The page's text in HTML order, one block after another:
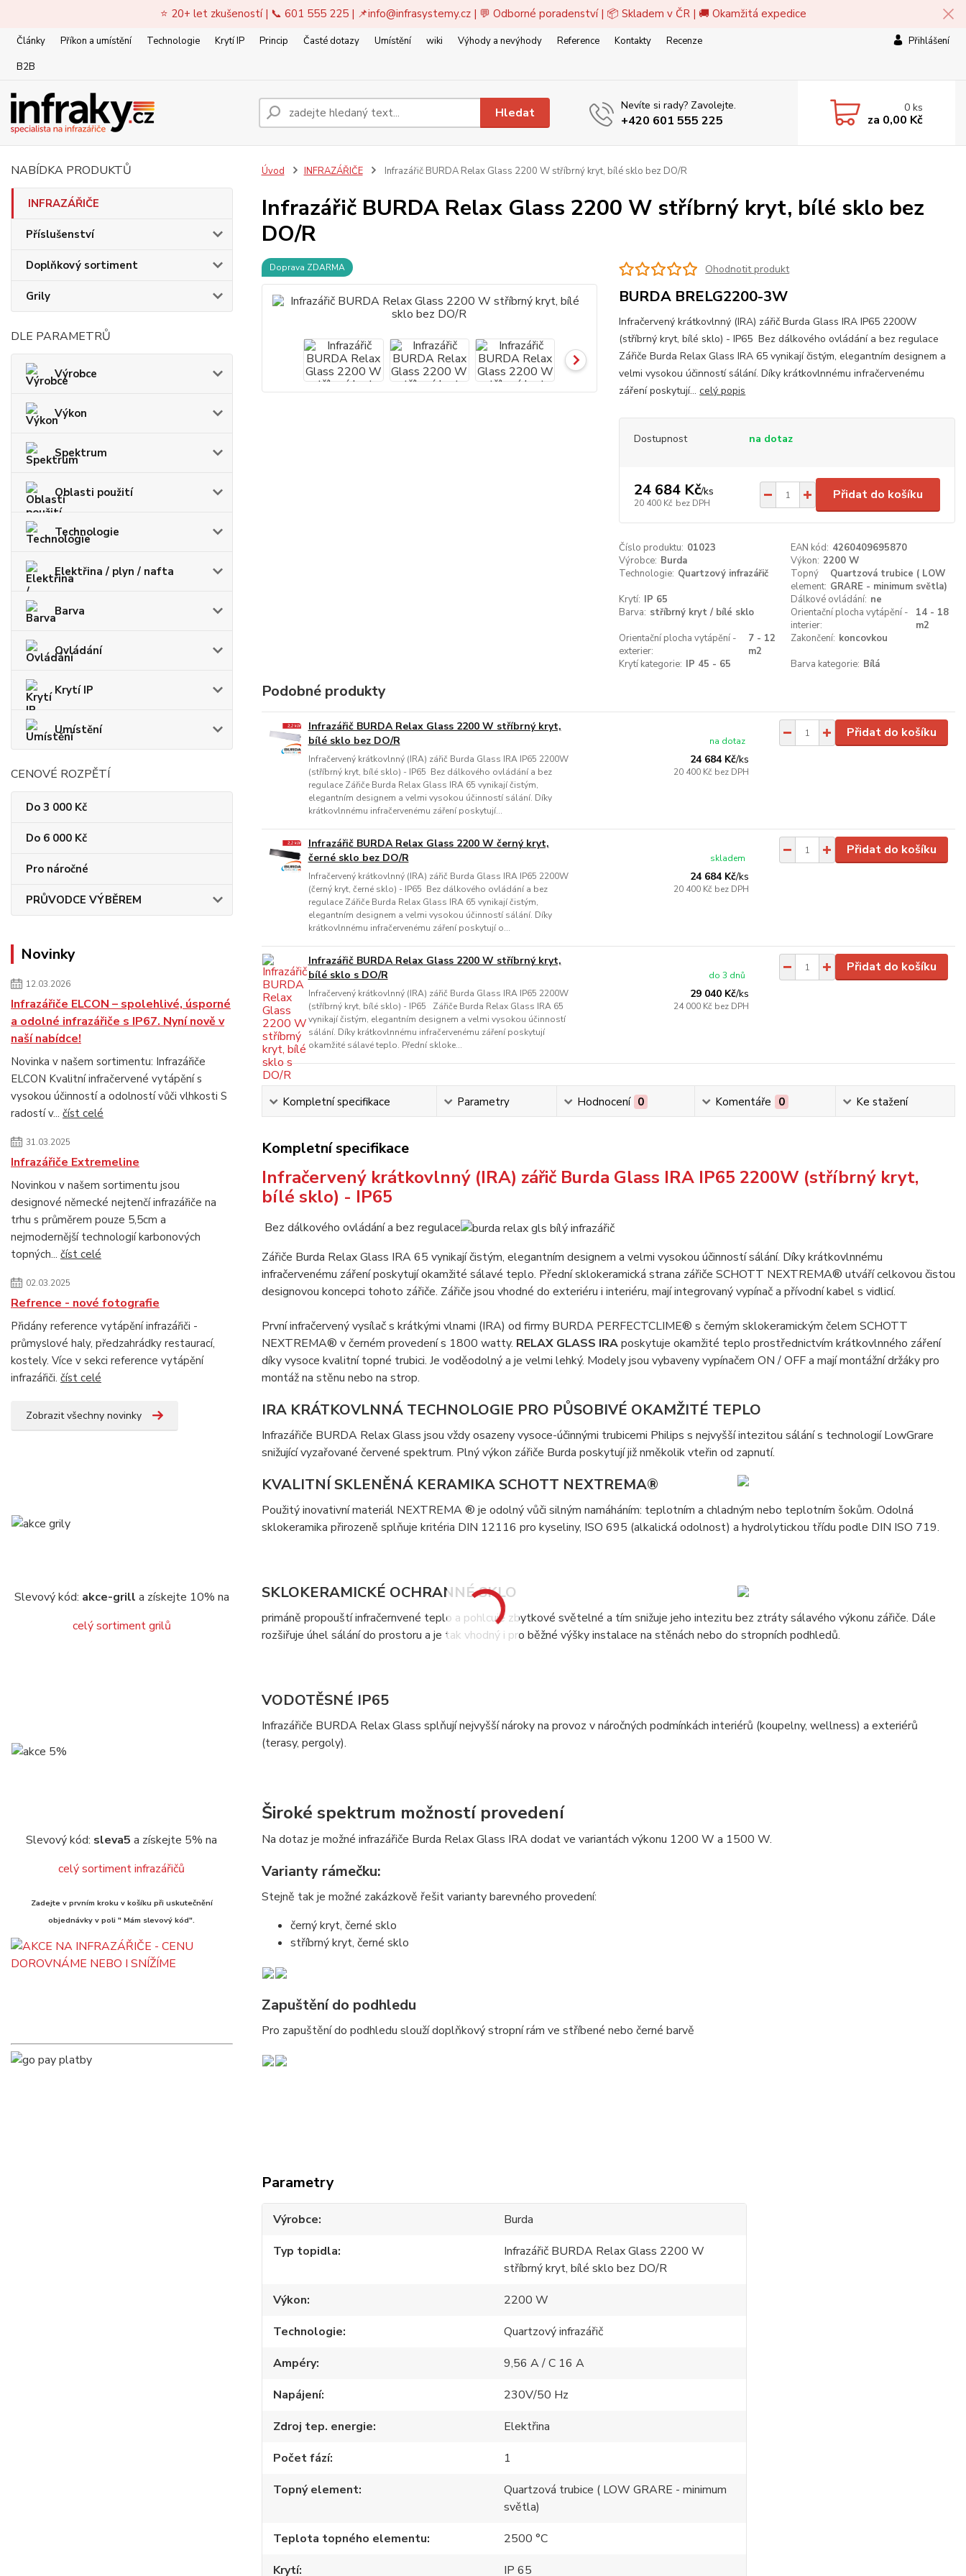
⭐ 20+ let zkušeností | 📞 601 555 225 | 📌info@infrasystemy.cz| 💬 Odborné poradenství | 📦 Skladem v ČR | 🚚 Okamžitá expedice
Články Příkon a umístění Technologie Krytí IP Princip Časté dotazy Umístění wiki Výhody a nevýhody Reference Kontakty
Recenze
B2B
Přihlášení
Hledat Nevíte si rady? Zavolejte.
+420 601 555 225
0 ks
za 0,00 Kč
NABÍDKA PRODUKTŮ
INFRAZÁŘIČE
Příslušenství
Doplňkový sortiment
Grily
DLE PARAMETRŮ
Výrobce
Výkon
Spektrum
Oblasti použití
Technologie
Elektřina / plyn / nafta
Barva
Ovládání
Krytí IP
Umístění
CENOVÉ ROZPĚTÍ
Do 3 000 Kč
Do 6 000 Kč
Pro náročné
PRŮVODCE VÝBĚREM
Novinky
12.03.2026
Infrazářiče ELCON – spolehlivé, úsporné
a odolné infrazářiče s IP67. Nyní nově v
naší nabídce!
Novinka v našem sortimentu: Infrazářiče
ELCON Kvalitní infračervené vytápění s
vysokou účinností a odolností vůči vlhkosti S
radostí v... číst celé
31.03.2025
Infrazářiče Extremeline
Novinkou v našem sortimentu jsou
designové německé nejtenčí infrazářiče na
trhu s průměrem pouze 5,5cm a
nejmodernější technologií karbonových
topných... číst celé
02.03.2025
Refrence - nové fotografie
Přidány reference vytápění infrazářiči -
průmyslové haly, předzahrádky restaurací,
kostely. Více v sekci reference vytápění
infrazářiči. číst celé
Zobrazit všechny novinky
Slevový kód: akce-grill a získejte 10% na
celý sortiment grilů
Slevový kód: sleva5 a získejte 5% na
celý sortiment infrazářičů
Zadejte v prvním kroku v košíku při uskutečnění
objednávky v poli " Mám slevový kód".
Úvod INFRAZÁŘIČE Infrazářič BURDA Relax Glass 2200 W stříbrný kryt, bílé sklo bez DO/R
Infrazářič BURDA Relax Glass 2200 W stříbrný kryt, bílé sklo bez
DO/R
Doprava ZDARMA Ohodnotit produkt
BURDA BRELG2200-3W
Infračervený krátkovlnný (IRA) zářič Burda Glass IRA IP65 2200W
(stříbrný kryt, bílé sklo) - IP65 Bez dálkového ovládání a bez regulace
Zářiče Burda Relax Glass IRA 65 vynikají čistým, elegantním designem a
velmi vysokou účinností sálání. Díky krátkovlnnému infračervenému
záření poskytují...celý popis
Dostupnost na dotaz
24 684 Kč/ks
20 400 Kč bez DPH
Přidat do košíku
Číslo produktu: 01023 EAN kód: 4260409695870
Výrobce: Burda Výkon: 2200 W
Technologie: Quartzový infrazářič
Topný
element:
Quartzová trubice ( LOW
GRARE - minimum světla)
Krytí: IP 65 Dálkové ovládání: ne
Barva: stříbrný kryt / bílé sklo
Orientační plocha vytápění -
interier:
14 - 18
m2
Orientační plocha vytápění -
exterier:
7 - 12
m2
Zakončení: koncovkou
Krytí kategorie: IP 45 - 65 Barva kategorie: Bílá
Podobné produkty
Infrazářič BURDA Relax Glass 2200 W stříbrný kryt,
bílé sklo bez DO/R
Infračervený krátkovlnný (IRA) zářič Burda Glass IRA IP65 2200W
(stříbrný kryt, bílé sklo) - IP65 Bez dálkového ovládání a bez
regulace Zářiče Burda Relax Glass IRA 65 vynikají čistým,
elegantním designem a velmi vysokou účinností sálání. Díky
krátkovlnnému infračervenému záření poskytují...
24 684 Kč/ks
20 400 Kč bez DPH
na dotaz
Přidat do košíku
Infrazářič BURDA Relax Glass 2200 W černý kryt,
černé sklo bez DO/R
Infračervený krátkovlnný (IRA) zářič Burda Glass IRA IP65 2200W
(černý kryt, černé sklo) - IP65 Bez dálkového ovládání a bez
regulace Zářiče Burda Relax Glass IRA 65 vynikají čistým,
elegantním designem a velmi vysokou účinností sálání. Díky
krátkovlnnému infračervenému záření poskytují o...
24 684 Kč/ks
20 400 Kč bez DPH
skladem
Přidat do košíku
Infrazářič BURDA Relax Glass 2200 W stříbrný kryt,
bílé sklo s DO/R
Infračervený krátkovlnný (IRA) zářič Burda Glass IRA IP65 2200W
(stříbrný kryt, bílé sklo) - IP65 Zářiče Burda Relax Glass IRA 65
vynikají čistým, elegantním designem a velmi vysokou účinností
sálání. Díky krátkovlnnému infračervenému záření poskytují
okamžité sálavé teplo. Přední skloke...
29 040 Kč/ks
24 000 Kč bez DPH
do 3 dnů
Přidat do košíku
Kompletní specifikace Parametry Hodnocení 0 Komentáře 0 Ke stažení
Kompletní specifikace
Infračervený krátkovlnný (IRA) zářič Burda Glass IRA IP65 2200W (stříbrný kryt,
bílé sklo) - IP65
Bez dálkového ovládání a bez regulace
Zářiče Burda Relax Glass IRA 65 vynikají čistým, elegantním designem a velmi vysokou účinností sálání. Díky krátkovlnnému
infračervenému záření poskytují okamžité sálavé teplo. Přední sklokeramická strana zářiče SCHOTT NEXTREMA® utváří celkovou čistou
designovou koncepci tohoto zářiče. Zářiče jsou vhodné do exteriéru i interiéru, mají integrovaný vypínač a přívodní kabel s vidlicí.
První infračervený vysílač s krátkými vlnami (IRA) od firmy BURDA PERFECTCLIME® s černým sklokeramickým čelem SCHOTT
NEXTREMA® v černém provedení s 1800 watty. RELAX GLASS IRAposkytuje okamžité teplo prostřednictvím krátkovlnného záření
díky vysoce kvalitní topné trubici. Je voděodolný a je velmi lehký. Modely jsou vybaveny vypínačem ON / OFF a mají montážní držáky pro
montáž na stěnu nebo na strop.
IRA KRÁTKOVLNNÁ TECHNOLOGIE PRO PŮSOBIVÉ OKAMŽITÉ TEPLO
Infrazářiče BURDA Relax Glass jsou vždy osazeny vysoce-účinnými trubicemi Philips s nejvyšší intezitou sálání s technologií LowGrare
snižující vyzařované červené spektrum. Plný výkon zářiče Burda poskytují již nměkolik vteřin od zapnutí.
KVALITNÍ SKLENĚNÁ KERAMIKA SCHOTT NEXTREMA®
Použitý inovativní materiál NEXTREMA ® je odolný vůči silným namáháním: teplotním a chladným nebo teplotním šokům. Odolná
sklokeramika přirozeně splňuje kritéria DIN 12116 pro kyseliny, ISO 695 (alkalická odolnost) a hydrolytickou třídu podle DIN ISO 719.
SKLOKERAMICKÉ OCHRANNÉ SKLO
primáně propouští infračernvené teplo a pohlcuje zbytkové světelné a tím snižuje jeho intezitu bez ztráty sálavého výkonu zářiče. Dále
rozšiřuje úhel sálání do prostoru a je tak vhodný i pro běžné výšky instalace na stěnách nebo do stropních podhledů.
VODOTĚSNÉ IP65
Infrazářiče BURDA Relax Glass splňují nejvyšší nároky na provoz v náročných podmínkách interiérů (koupelny, wellness) a exteriérů
(terasy, pergoly).
Široké spektrum možností provedení
Na dotaz je možné infrazářiče Burda Relax Glass IRA dodat ve variantách výkonu 1200 W a 1500 W.
Varianty rámečku:
Stejně tak je možné zakázkově řešit varianty barevného provedení:
černý kryt, černé sklo
stříbrný kryt, černé sklo
Zapuštění do podhledu
Pro zapuštění do podhledu slouží doplňkový stropní rám ve stříbené nebo černé barvě
Parametry
Výrobce
Burda
Typ topidla
Infrazářič BURDA Relax Glass 2200 W
stříbrný kryt, bílé sklo bez DO/R
Výkon
2200 W
Technologie
Quartzový infrazářič
Ampéry
9,56 A / C 16 A
Napájení
230V/50 Hz
Zdroj tep. energie
Elektřina
Počet fází
1
Topný element
Quartzová trubice ( LOW GRARE - minimum
světla)
Teplota topného elementu
2500 °C
Krytí
IP 65